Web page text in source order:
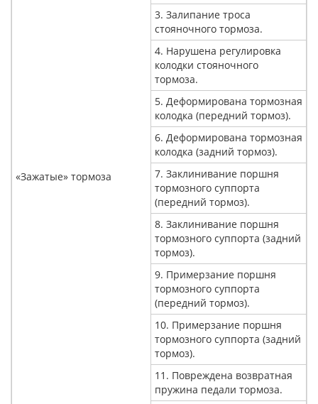
«Зажатые» тормоза
3. Залипание троса
стояночного тормоза.
4. Нарушена регулировка
колодки стояночного
тормоза.
5. Деформирована тормозная
колодка (передний тормоз).
6. Деформирована тормозная
колодка (задний тормоз).
7. Заклинивание поршня
тормозного суппорта
(передний тормоз).
8. Заклинивание поршня
тормозного суппорта (задний
тормоз).
9. Примерзание поршня
тормозного суппорта
(передний тормоз).
10. Примерзание поршня
тормозного суппорта (задний
тормоз).
11. Повреждена возвратная
пружина педали тормоза.